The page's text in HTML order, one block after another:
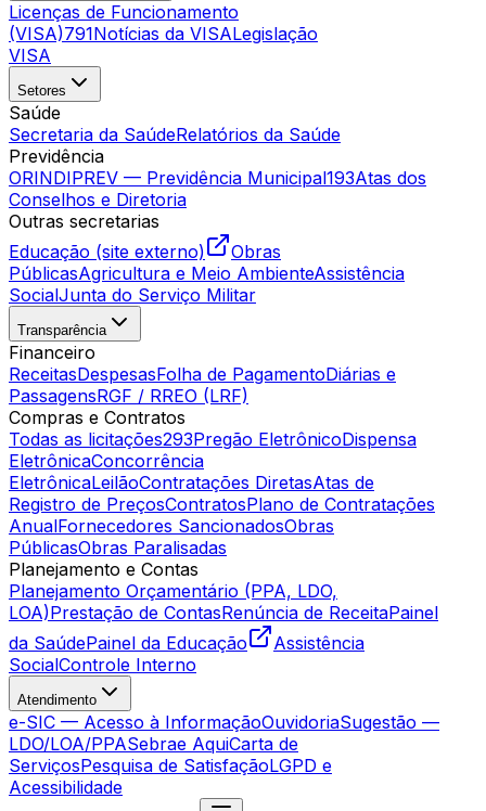
Licenças de Funcionamento
(VISA)791Notícias da VISALegislação
VISA
Setores
Saúde
Secretaria da SaúdeRelatórios da Saúde
Previdência
ORINDIPREV — Previdência Municipal193Atas dos
Conselhos e Diretoria
Outras secretarias
Educação (site externo)
Obras
PúblicasAgricultura e Meio AmbienteAssistência
SocialJunta do Serviço Militar
Transparência
Financeiro
ReceitasDespesasFolha de PagamentoDiárias e
PassagensRGF / RREO (LRF)
Compras e Contratos
Todas as licitações293Pregão EletrônicoDispensa
EletrônicaConcorrência
EletrônicaLeilãoContratações DiretasAtas de
Registro de PreçosContratosPlano de Contratações
AnualFornecedores SancionadosObras
PúblicasObras Paralisadas
Planejamento e Contas
Planejamento Orçamentário (PPA, LDO,
LOA)Prestação de ContasRenúncia de ReceitaPainel
da SaúdePainel da Educação
Assistência
SocialControle Interno
Atendimento
e-SIC — Acesso à InformaçãoOuvidoriaSugestão —
LDO/LOA/PPASebrae AquiCarta de
ServiçosPesquisa de SatisfaçãoLGPD e
Acessibilidade